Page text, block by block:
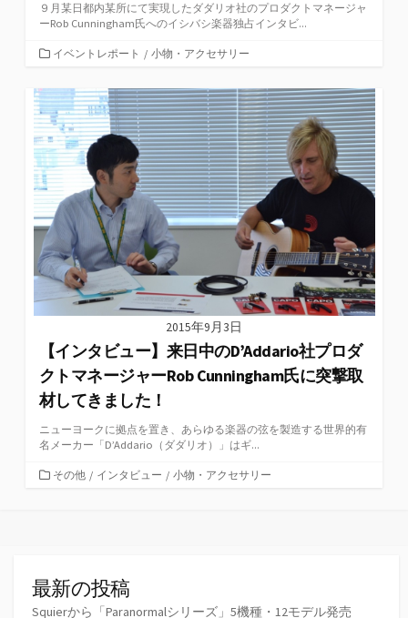
９月某日都内某所にて実現したダダリオ社のプロダクトマネージャ
ーRob Cunningham氏へのイシバシ楽器独占インタビ...
カ
ゴ
リ
ー
イベントレポート / 小物・アクセサリー
2015年9月3日
【インタビュー】来日中のD’Addario社プロダ
クトマネージャーRob Cunningham氏に突撃取
材してきました！
ニューヨークに拠点を置き、あらゆる楽器の弦を製造する世界的有
名メーカー「D’Addario（ダダリオ）」はギ...
カその他 / インタビュー / 小物・アクセサリー
最新の投稿
Squierから「Paranormalシリーズ」5機種・12モデル発売